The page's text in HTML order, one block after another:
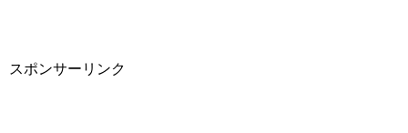
スポンサーリンク